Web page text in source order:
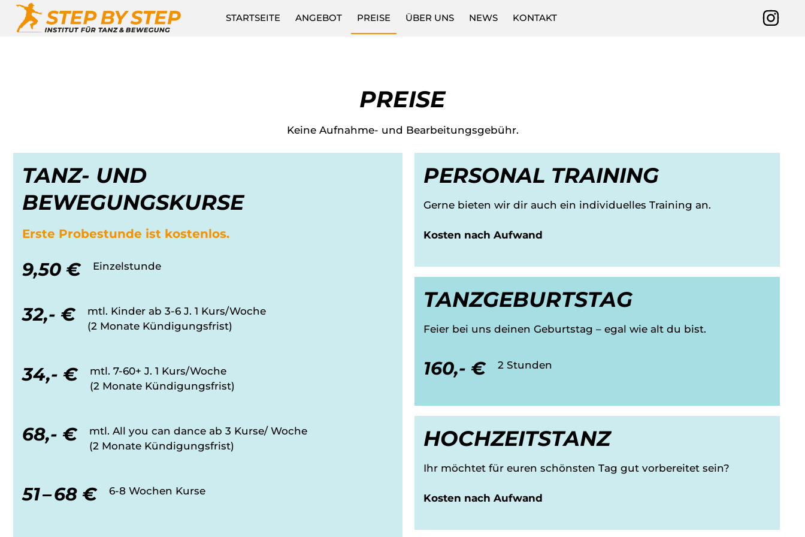
STARTSEITE ANGEBOT PREISE ÜBER UNS NEWS KONTAKT
PREISE
Keine Aufnahme- und Bearbeitungsgebühr.
TANZ- UND
BEWEGUNGSKURSE
Erste Probestunde ist kostenlos.
9,50 € Einzelstunde
32,- €
mtl. Kinder ab 3-6 J. 1 Kurs/Woche
(2 Monate Kündigungsfrist)
34,- €
mtl. 7-60+ J. 1 Kurs/Woche
(2 Monate Kündigungsfrist)
68,- €
mtl. All you can dance ab 3 Kurse/ Woche
(2 Monate Kündigungsfrist)
51 – 68 € 6-8 Wochen Kurse
PERSONAL TRAINING
Gerne bieten wir dir auch ein individuelles Training an.
Kosten nach Aufwand
TANZGEBURTSTAG
Feier bei uns deinen Geburtstag – egal wie alt du bist.
160,- € 2 Stunden
HOCHZEITSTANZ
Ihr möchtet für euren schönsten Tag gut vorbereitet sein?
Kosten nach Aufwand